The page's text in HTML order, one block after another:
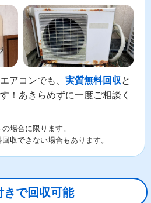
アコンでも、 実質無料回収と
！あきらめずに一度ご相談く
場合に限ります。
収できない場合もあります。
きで回収可能